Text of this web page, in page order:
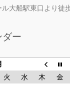
大船駅東口より徒
ダー
火 水 木 金